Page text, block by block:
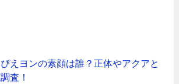
ぴえヨンの素顔は誰？正体やアクアと
査！